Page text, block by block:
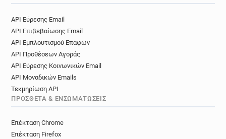
API Εύρεσης Email
API Επιβεβαίωσης Email
API Εμπλουτισμού Επαφών
API Προθέσεων Αγοράς
API Εύρεσης Κοινωνικών Email
API Μοναδικών Emails
Τεκμηρίωση API
ΠΡΌΣΘΕΤΑ & ΕΝΣΩΜΑΤΏΣΕΙΣ
Επέκταση Chrome
Επέκταση Firefox